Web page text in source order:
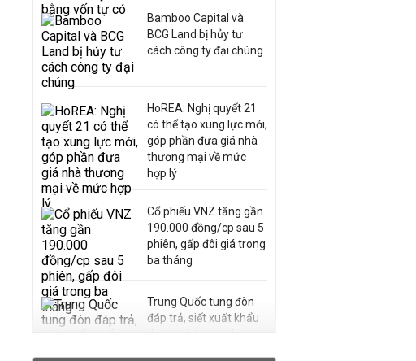
Bamboo Capital và
BCG Land bị hủy tư
cách công ty đại chúng
HoREA: Nghị quyết 21
có thể tạo xung lực mới,
góp phần đưa giá nhà
thương mại về mức
hợp lý
Cổ phiếu VNZ tăng gần
190.000 đồng/cp sau 5
phiên, gấp đôi giá trong
ba tháng
Trung Quốc tung đòn
đáp trả, siết xuất khẩu
drone và trừng phạt